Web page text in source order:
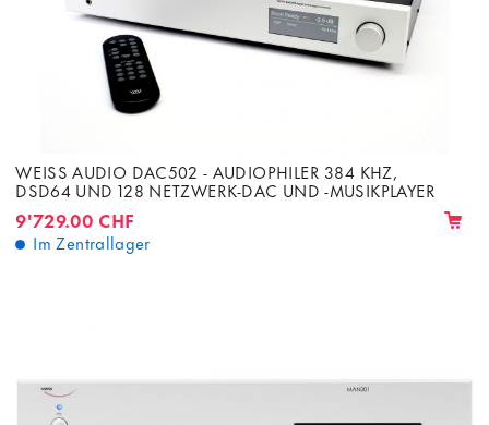
WEISS AUDIO DAC502 - AUDIOPHILER 384 KHZ,
DSD64 UND 128 NETZWERK-DAC UND -MUSIKPLAYER
9'729.00 CHF
Im Zentrallager